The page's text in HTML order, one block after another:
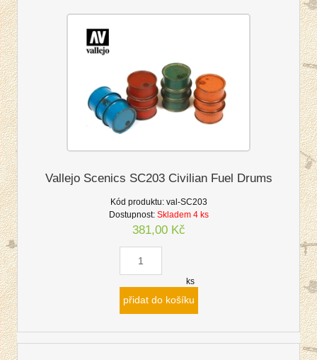
Vallejo Scenics SC203 Civilian Fuel Drums
Kód produktu: val-SC203
Dostupnost: Skladem 4 ks
381,00 Kč
ks
přidat do košíku